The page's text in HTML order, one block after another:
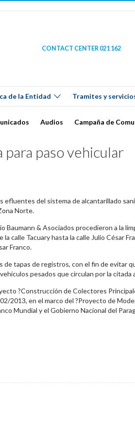
CONTACT CENTER 021 162
de la Entidad Tramites y
Audios Campaña de
para paso vehicular
efluentes del sistema de alcantarillado
Norte.
Baumann & Asociados procedieron a la
calle Tacuary hasta la calle Julio César
Franco.
de tapas de registros, con el fin de evitar
pesados que circulan por la citada
?Construcción de Colectores
2013, en el marco del ?Proyecto de
Mundial y el Gobierno Nacional del